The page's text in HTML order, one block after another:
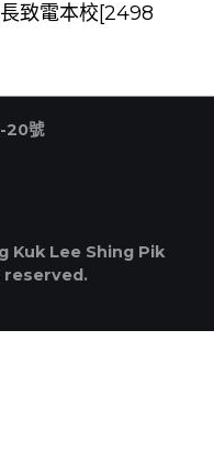
致電本校[2498
20號
Kuk Lee Shing Pik
reserved.